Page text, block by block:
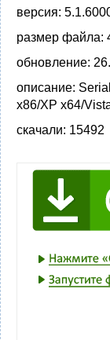
версия:
размер файла:
обновление:
описание:
x86/XP x64/
скачали: 15492